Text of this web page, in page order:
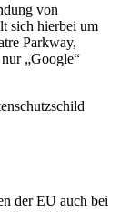
von
sich hierbei um
Parkway,
„Google“
der EU auch bei